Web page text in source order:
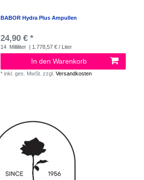
BABOR Hydra Plus Ampullen
24,90 € *
14 Milliliter | 1.778,57 € / Liter
In den Warenkorb
*inkl. ges. MwSt. zzgl.Versandkosten